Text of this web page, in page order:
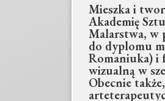
Mieszka i
Akademię
Malarstwa, w
do dyplomu
Romaniuka) i
wizualną w
Obecnie